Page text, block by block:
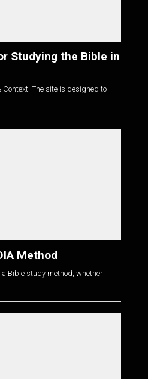
Studying the Bible in
Context. The site is designed to
Method
a Bible study method, whether